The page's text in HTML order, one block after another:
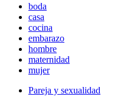
boda
casa
cocina
embarazo
hombre
maternidad
mujer
Pareja y sexualidad